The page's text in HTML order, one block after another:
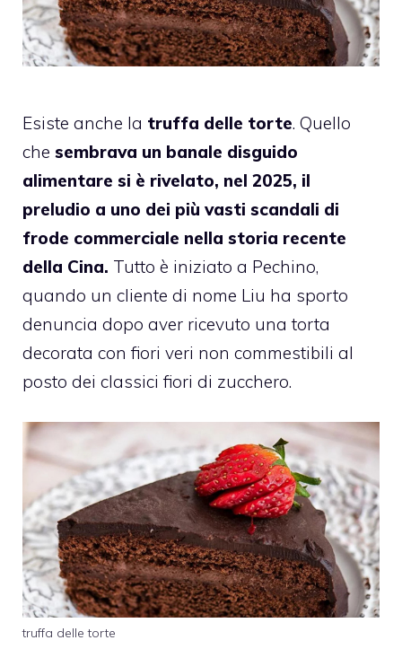
Esiste anche la truffa delle torte. Quello
che sembrava un banale disguido
alimentare si è rivelato, nel 2025, il
preludio a uno dei più vasti scandali di
frode commerciale nella storia recente
della Cina. Tutto è iniziato a Pechino,
quando un cliente di nome Liu ha sporto
denuncia dopo aver ricevuto una torta
decorata con fiori veri non commestibili al
posto dei classici fiori di zucchero.
truffa delle torte